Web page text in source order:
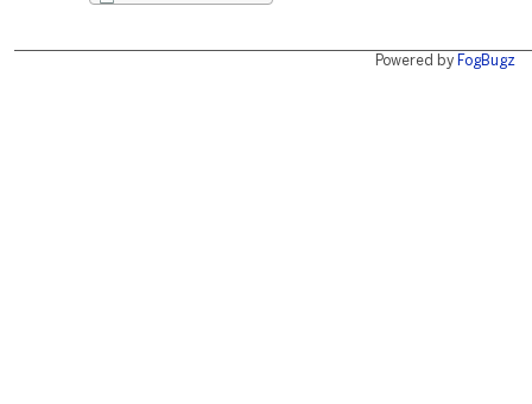
Powered by FogBugz